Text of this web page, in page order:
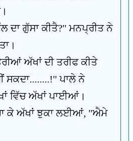
ਦਾ ਗੁੱਸਾ ਕੀਤੈ?'' ਮਨਪ੍ਰੀਤ ਨੇ
ਅੱਖਾਂ ਦੀ ਤਰੀਫ ਕੀਤੇ
ਸਕਦਾ........!'' ਪਾਲੇ ਨੇ
ਵਿੱਚ ਅੱਖਾਂ ਪਾਈਆਂ।
ਕੇ ਅੱਖਾਂ ਝੁਕਾ ਲਈਆਂ, ''ਐਮੇ